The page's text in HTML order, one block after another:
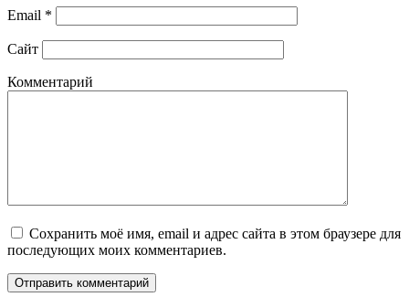
Email *
Сайт
Комментарий
Сохранить моё имя, email и адрес сайта в этом браузере для
последующих моих комментариев.